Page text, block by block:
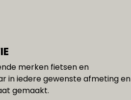
merken fietsen en
in iedere gewenste afmeting en
gemaakt.